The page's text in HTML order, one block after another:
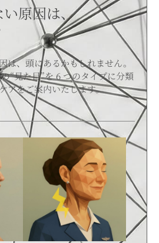
原因は、
は、頭にあるかもしれません。
“見た目”を 6 つのタイプに分類
アをご案内いたします。